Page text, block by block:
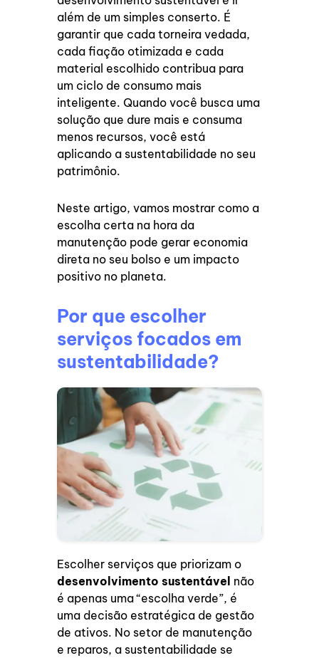
além de um simples conserto. É
garantir que cada torneira vedada,
cada fiação otimizada e cada
material escolhido contribua para
um ciclo de consumo mais
inteligente. Quando você busca uma
solução que dure mais e consuma
menos recursos, você está
aplicando a sustentabilidade no seu
patrimônio.
Neste artigo, vamos mostrar como a
escolha certa na hora da
manutenção pode gerar economia
direta no seu bolso e um impacto
positivo no planeta.
Por que escolher
serviços focados em
sustentabilidade?
Escolher serviços que priorizam o
desenvolvimento sustentável não
é apenas uma “escolha verde”, é
uma decisão estratégica de gestão
de ativos. No setor de manutenção
e reparos, a sustentabilidade se